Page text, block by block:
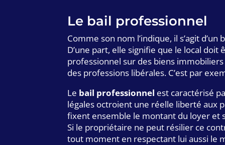
Le bail professionnel
Comme son nom l’indique, il s’agit
D’une part, elle signifie que le local
professionnel sur des biens
des professions libérales. C’est par
Le bail professionnel est caractérisé
légales octroient une réelle liberté aux
fixent ensemble le montant du loyer et
Si le propriétaire ne peut résilier ce
tout moment en respectant lui aussi le